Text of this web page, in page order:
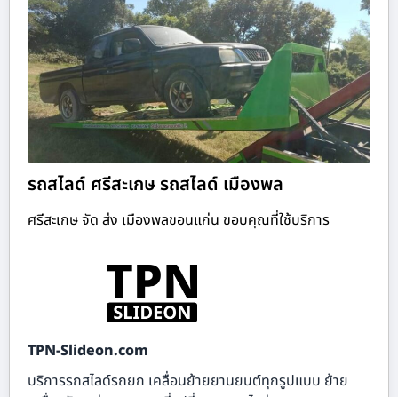
รถสไลด์ ศรีสะเกษ รถสไลด์ เมืองพล
ศรีสะเกษ จัด ส่ง เมืองพลขอนแก่น ขอบคุณที่ใช้บริการ
TPN-Slideon.com
บริการรถสไลด์รถยก เคลื่อนย้ายยานยนต์ทุกรูปแบบ ย้าย